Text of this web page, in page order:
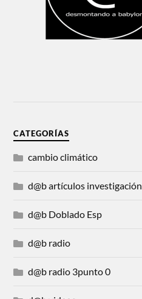
CATEGORÍAS
cambio climático
d@b artículos investigación
d@b Doblado Esp
d@b radio
d@b radio 3punto 0